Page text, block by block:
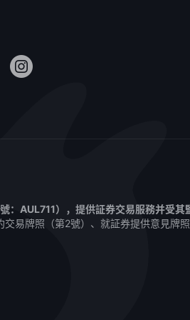
AUL711），提供証券交易服務并受其
易牌照（第2號）、就証券提供意見牌